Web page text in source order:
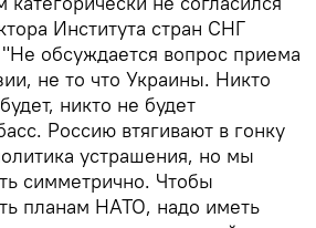
Института стран СНГ
обсуждается вопрос приема
не то что Украины. Никто
никто не будет
Россию втягивают в гонку
устрашения, но мы
симметрично. Чтобы
планам НАТО, надо иметь